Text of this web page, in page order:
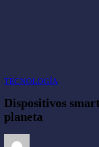
TECNOLOGÍA
Dispositivos
planeta